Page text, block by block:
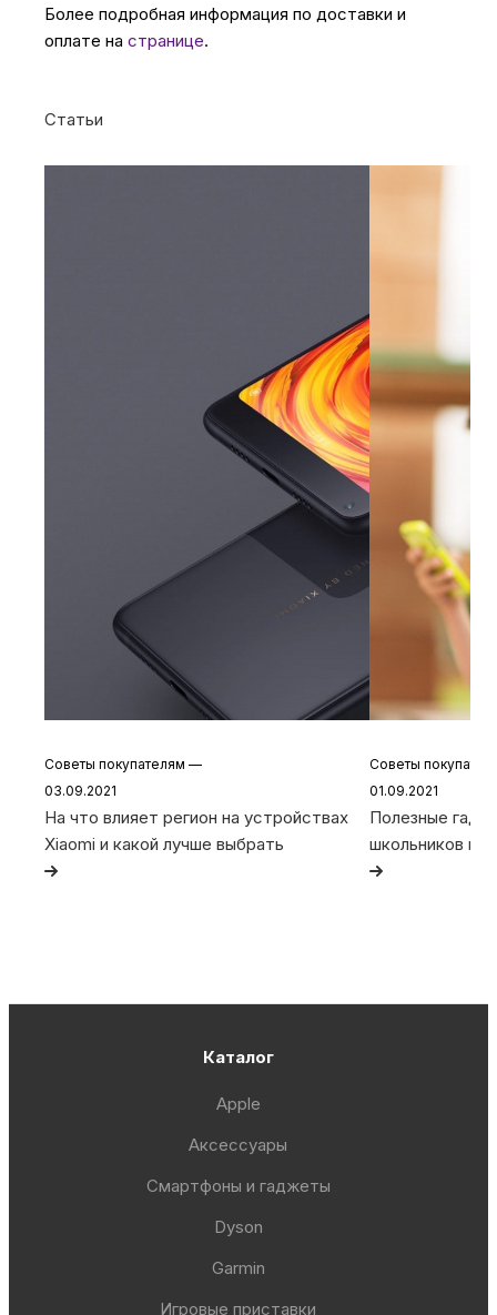
Более подробная информация по доставки и
оплате на странице.
Статьи
Советы покупателям —
03.09.2021
На что влияет регион на устройствах
Xiaomi и какой лучше выбрать
Советы
01.09.2021
Полезные
школьников и
Каталог
Apple
Аксессуары
Смартфоны и гаджеты
Dyson
Garmin
Игровые приставки